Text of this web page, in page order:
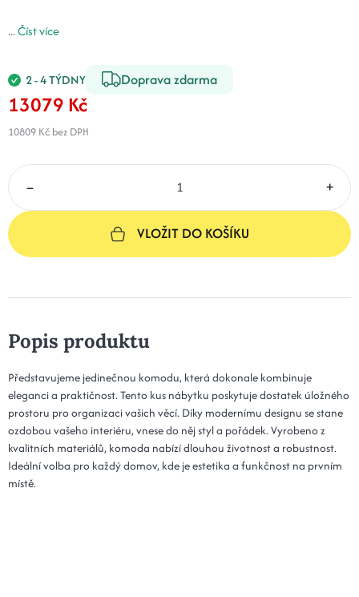
...Číst více
2 - 4 TÝDNY Doprava zdarma
13079 Kč
10809 Kč bez DPH
– +
VLOŽIT DO KOŠÍKU
Popis produktu
Představujeme jedinečnou komodu, která dokonale kombinuje
eleganci a praktičnost. Tento kus nábytku poskytuje dostatek úložného
prostoru pro organizaci vašich věcí. Díky modernímu designu se stane
ozdobou vašeho interiéru, vnese do něj styl a pořádek. Vyrobeno z
kvalitních materiálů, komoda nabízí dlouhou životnost a robustnost.
Ideální volba pro každý domov, kde je estetika a funkčnost na prvním
místě.